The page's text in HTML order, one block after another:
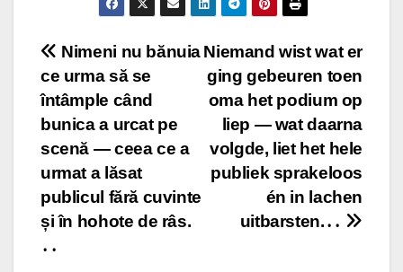
Post
navigation
Niemand wist wat er
ging gebeuren toen
oma het podium op
liep — wat daarna
volgde, liet het hele
publiek sprakeloos
én in lachen
uitbarsten.․․
Nimeni nu bănuia
ce urma să se
întâmple când
bunica a urcat pe
scenă — ceea ce a
urmat a lăsat
publicul fără cuvinte
și în hohote de râs.
․․